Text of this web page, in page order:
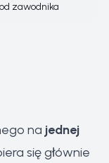
zawodnika
na jednej
się głównie